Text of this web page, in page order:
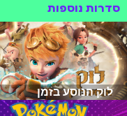
סדרות נוספות
לוק הנוסע בזמן